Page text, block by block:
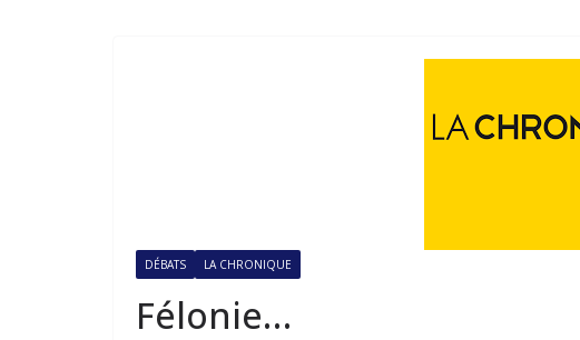
DÉBATS LA CHRONIQUE
Félonie…